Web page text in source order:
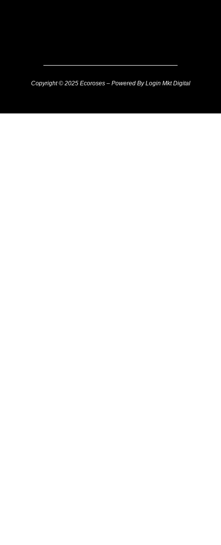
Copyright © 2025 Ecoroses – Powered By Login Mkt Digital